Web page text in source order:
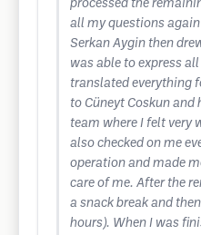
processed the
all my questions
Serkan Aygin then
was able to express
translated everything
to Cüneyt Coskun and
team where I felt very
also checked on me
operation and made
care of me. After the
a snack break and
hours). When I was